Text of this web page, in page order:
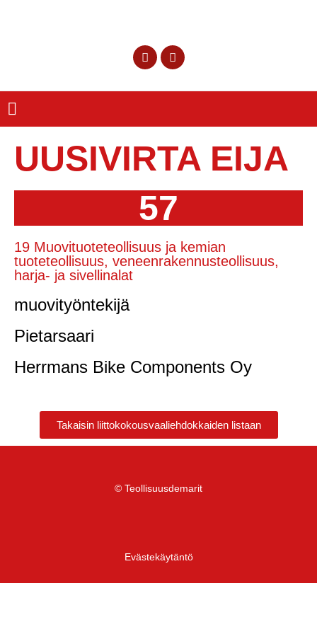
UUSIVIRTA EIJA
57
19 Muovituoteteollisuus ja kemian
tuoteteollisuus, veneenrakennusteollisuus,
harja- ja sivellinalat
muovityöntekijä
Pietarsaari
Herrmans Bike Components Oy
Takaisin liittokokousvaaliehdokkaiden listaan
© Teollisuusdemarit
Evästekäytäntö